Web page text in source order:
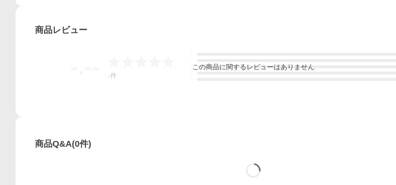
商品レビュー
-件
この商品に関するレビューはありません
商品Q&A(0件)